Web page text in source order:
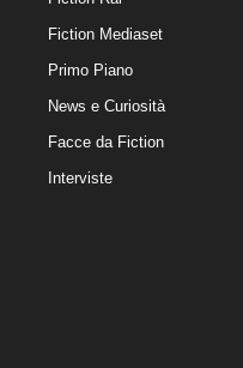
Fiction Mediaset
Primo Piano
News e Curiosità
Facce da Fiction
Interviste